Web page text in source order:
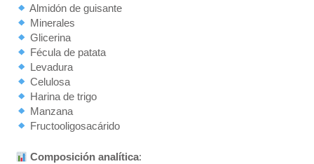
Almidón de guisante
Minerales
Glicerina
Fécula de patata
Levadura
Celulosa
Harina de trigo
Manzana
Fructooligosacárido
Composición analítica: